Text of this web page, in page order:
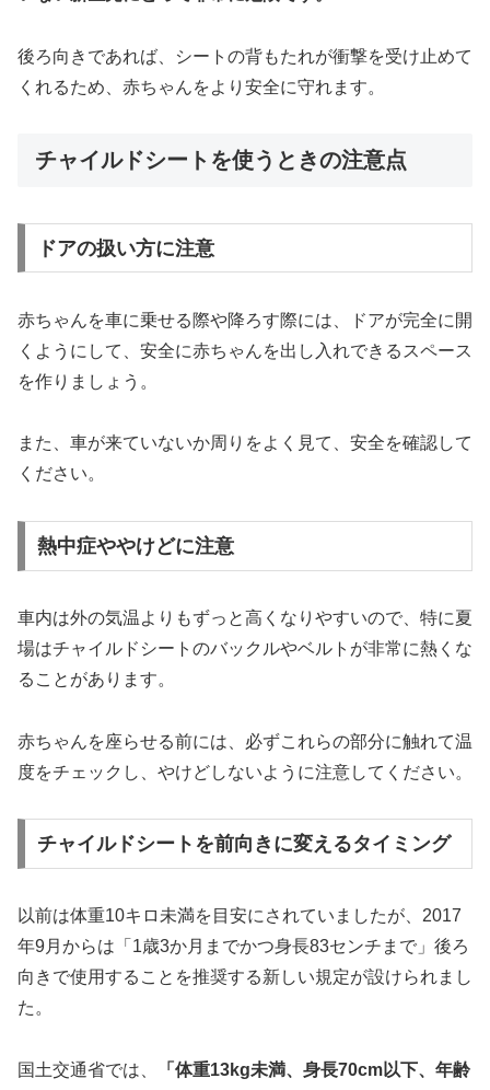
後ろ向きであれば、シートの背もたれが衝撃を受け止めて
くれるため、赤ちゃんをより安全に守れます。
チャイルドシートを使うときの注意点
ドアの扱い方に注意
赤ちゃんを車に乗せる際や降ろす際には、ドアが完全に開
くようにして、安全に赤ちゃんを出し入れできるスペース
を作りましょう。
また、車が来ていないか周りをよく見て、安全を確認して
ください。
熱中症ややけどに注意
車内は外の気温よりもずっと高くなりやすいので、特に夏
場はチャイルドシートのバックルやベルトが非常に熱くな
ることがあります。
赤ちゃんを座らせる前には、必ずこれらの部分に触れて温
度をチェックし、やけどしないように注意してください。
チャイルドシートを前向きに変えるタイミング
以前は体重10キロ未満を目安にされていましたが、2017
年9月からは「1歳3か月までかつ身長83センチまで」後ろ
向きで使用することを推奨する新しい規定が設けられまし
た。
国土交通省では、
「体重13kg未満、身長70cm以下、年齢